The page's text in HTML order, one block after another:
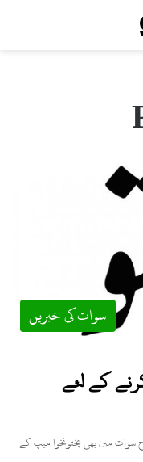
سوات کی خبریں
کے لئے
ملک بھر کی طرح سوات میں بھی پختونخوا میپ کے